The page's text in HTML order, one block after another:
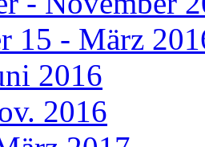
15 - März
2016
2016